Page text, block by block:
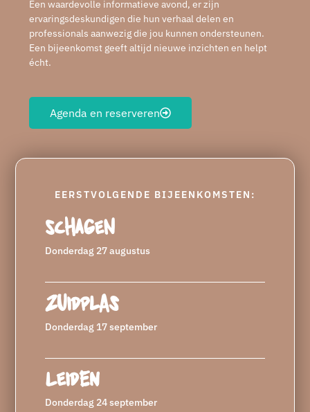
Een waardevolle informatieve avond, er zijn
ervaringsdeskundigen die hun verhaal delen en
professionals aanwezig die jou kunnen ondersteunen.
Een bijeenkomst geeft altijd nieuwe inzichten en helpt
écht.
Agenda en reserveren
EERSTVOLGENDE BIJEENKOMSTEN:
Schagen
Donderdag 27 augustus
Zuidplas
Donderdag 17 september
Leiden
Donderdag 24 september